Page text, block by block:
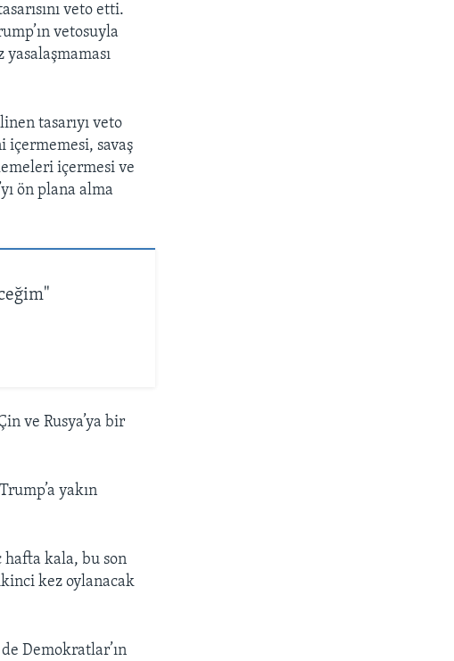
veto etti.
vetosuyla
yasalaşmaması
tasarıyı veto
savaş
içermesi ve
ön plana alma
ve Rusya’ya bir
yakın
hafta kala, bu son
kez oylanacak
Demokratlar’ın